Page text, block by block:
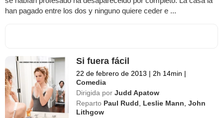
han pagado entre los dos y ninguno quiere ceder e ...
Si fuera fácil
22 de febrero de 2013 | 2h 14min |
Comedia
Dirigida por Judd Apatow
Reparto Paul Rudd Leslie Mann ,John
Lithgow